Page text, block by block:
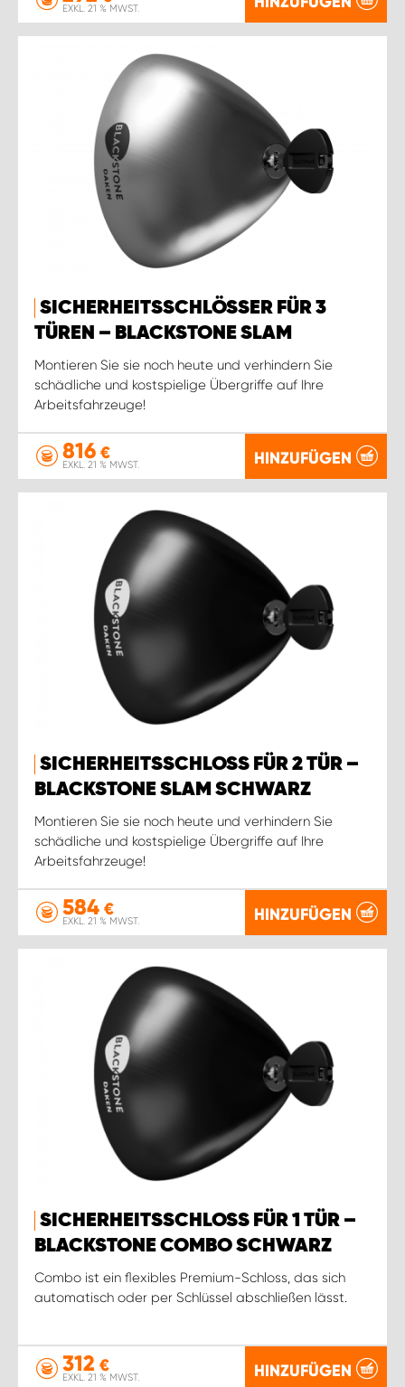
EXKL. 21 % MWST.
SICHERHEITSSCHLÖSSER FÜR 3
TÜREN – BLACKSTONE SLAM
Montieren Sie sie noch heute und verhindern Sie
schädliche und kostspielige Übergriffe auf Ihre
Arbeitsfahrzeuge!
816 €
EXKL. 21 % MWST. HINZUFÜGEN
SICHERHEITSSCHLOSS FÜR 2 TÜR –
BLACKSTONE SLAM SCHWARZ
Montieren Sie sie noch heute und verhindern Sie
schädliche und kostspielige Übergriffe auf Ihre
Arbeitsfahrzeuge!
584 €
EXKL. 21 % MWST. HINZUFÜGEN
SICHERHEITSSCHLOSS FÜR 1 TÜR –
BLACKSTONE COMBO SCHWARZ
Combo ist ein flexibles Premium-Schloss, das sich
automatisch oder per Schlüssel abschließen lässt.
312 €
EXKL. 21 % MWST. HINZUFÜGEN